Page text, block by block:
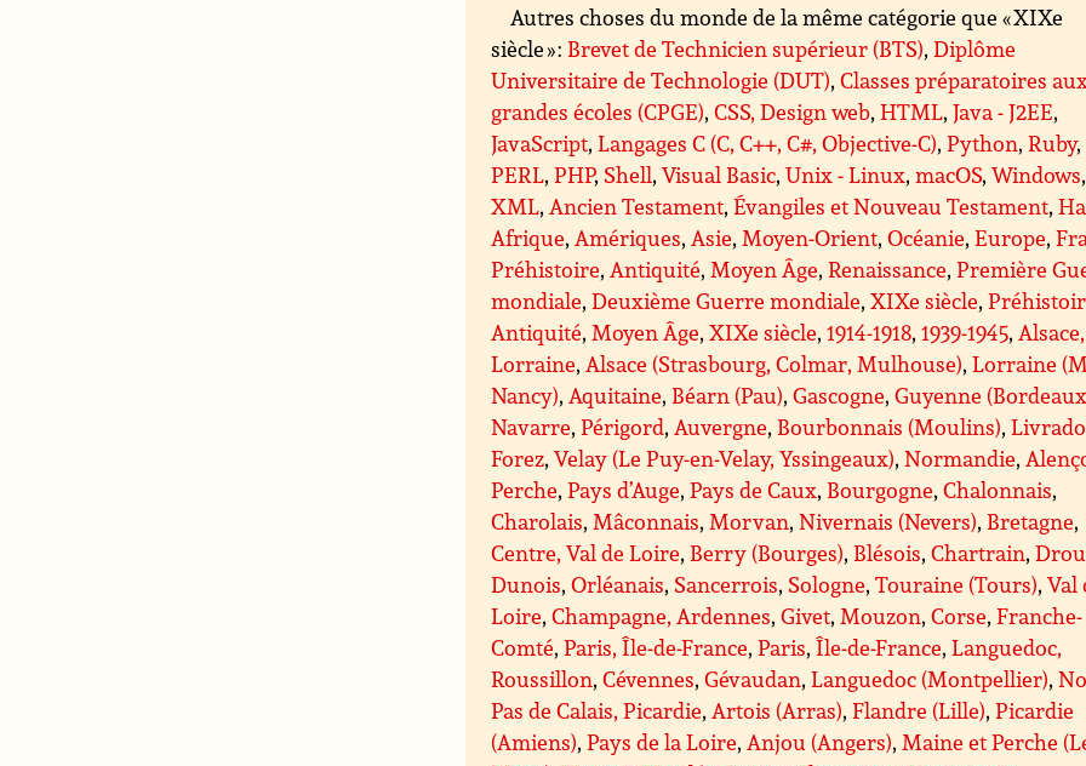
Autres choses du monde de la même catégorie que « XIXe
siècle » : Brevet de Technicien supérieur (BTS),Diplôme
Universitaire de Technologie (DUT),Classes préparatoires
grandes écoles (CPGE),CSS, Design web,HTML,Java - J2EE,
JavaScript,Langages C (C, C++, C#, Objective-C),Python,Ruby,
PERL,PHP, Shell,Visual Basic,Unix - Linux,macOS,Windows,
XML, Ancien Testament,Évangiles et Nouveau Testament,
Afrique, Amériques, Asie, Moyen-Orient,Océanie,Europe,
Préhistoire, Antiquité, Moyen Âge,Renaissance,Première
mondiale,Deuxième Guerre mondiale,XIXe siècle,
Antiquité, Moyen Âge,XIXe siècle,1914-1918,1939-1945, Alsace,
Lorraine, Alsace (Strasbourg, Colmar, Mulhouse),Lorraine
Nancy), Aquitaine, Béarn (Pau),Gascogne,Guyenne
Navarre,Périgord, Auvergne, Bourbonnais (Moulins),
Forez,Velay (Le Puy-en-Velay, Yssingeaux),Normandie,
Perche,Pays d’Auge,Pays de Caux, Bourgogne,Chalonnais,
Charolais, Mâconnais, Morvan,Nivernais (Nevers), Bretagne,
Centre, Val de Loire, Berry (Bourges), Blésois,Chartrain,
Dunois,Orléanais, Sancerrois, Sologne,Touraine (Tours),Val
Loire,Champagne, Ardennes,Givet, Mouzon,Corse,Franche-
Comté,Paris, Île-de-France,Paris,Île-de-France,Languedoc,
Roussillon,Cévennes,Gévaudan,Languedoc (Montpellier),
Pas de Calais, Picardie, Artois (Arras),Flandre (Lille),Picardie
(Amiens),Pays de la Loire, Anjou (Angers), Maine et Perche